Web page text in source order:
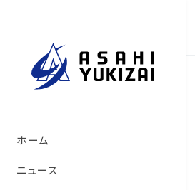
ホーム
ニュース
トップメッセージ
旭有機材の事業
管材システム事業
樹脂事業
経営方針
コーポレート・ガバナンス
サステナビリティマネジメント
事業と社会課題の関わり